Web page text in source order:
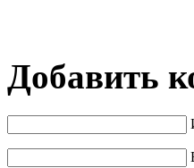
Добавить